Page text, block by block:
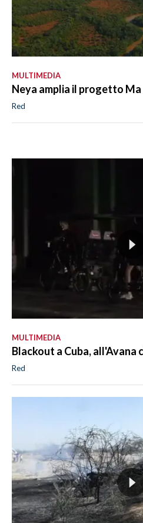
MULTIMEDIA
Neya amplia il progetto
Red
MULTIMEDIA
Blackout a Cuba, all'Avana
Red